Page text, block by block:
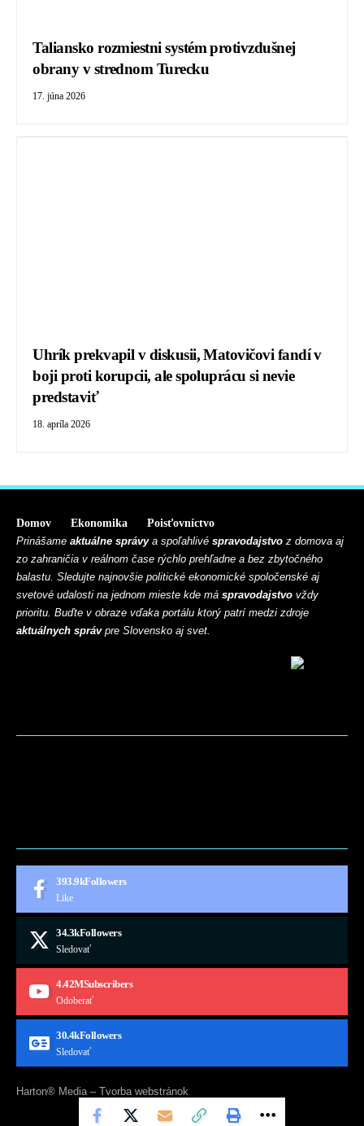
Taliansko rozmiestni systém protivzdušnej
obrany v strednom Turecku
17. júna 2026
Uhrík prekvapil v diskusii, Matovičovi fandí v
boji proti korupcii, ale spoluprácu si nevie
predstaviť
18. apríla 2026
Domov Ekonomika
Poisťovníctvo
Prinášame aktuálne správya spoľahlivé spravodajstvo z domova aj
zo zahraničia v reálnom čase rýchlo prehľadne a bez zbytočného
balastu. Sledujte najnovšie politické ekonomické spoločenské aj
svetové udalosti na jednom mieste kde má spravodajstvo vždy
prioritu. Buďte v obraze vďaka portálu ktorý patrí medzi zdroje
aktuálnych správpre Slovensko aj svet.
393.9kFollowers
Like
34.3kFollowers
Sledovať
4.42MSubscribers
Odoberať
30.4kFollowers
Sledovať
Harton® Media – Tvorba webstránok